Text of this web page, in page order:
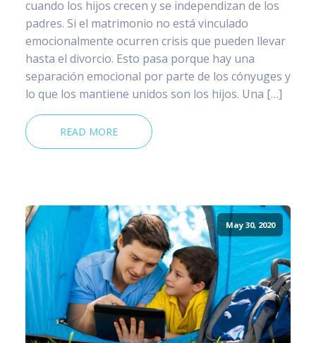
cuando los hijos crecen y se independizan de los
padres. Si el matrimonio no está vinculado
emocionalmente ocurren crisis que pueden llevar
hasta el divorcio. Esto pasa porque hay una
separación emocional por parte de los cónyuges y
lo que los mantiene unidos son los hijos. Una […]
READ MORE
May 30, 2020